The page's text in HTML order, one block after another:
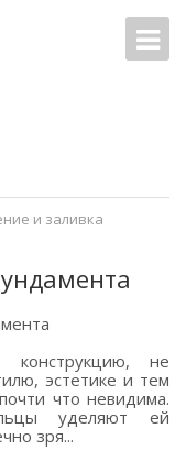
и заливка
конструкцию, не
эстетике и тем
что невидима.
уделяют ей
зря...